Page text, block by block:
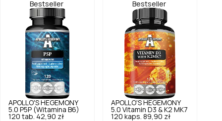
Bestseller
APOLLO'S HEGEMONY
5.0 P5P (Witamina B6)
120 tab. 42,90 zł
Bestseller
APOLLO'S HEGEMONY
5.0 Vitamin D3 & K2 MK7
120 kaps. 89,90 zł